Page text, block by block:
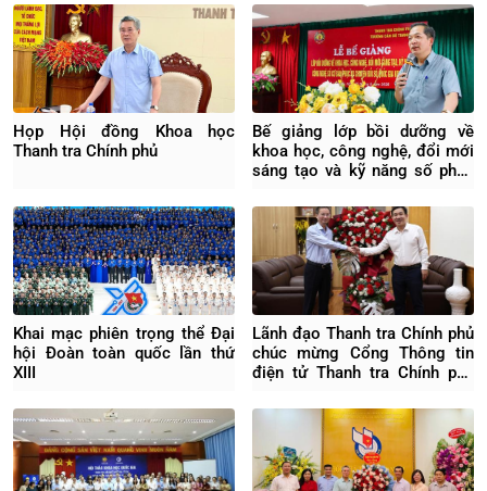
Họp Hội đồng Khoa học
Thanh tra Chính phủ
Bế giảng lớp bồi dưỡng về
khoa học, công nghệ, đổi mới
sáng tạo và kỹ năng số phục
Khai mạc phiên trọng thể Đại
hội Đoàn toàn quốc lần thứ
XIII
Lãnh đạo Thanh tra Chính phủ
chúc mừng Cổng Thông tin
điện tử Thanh tra Chính phủ